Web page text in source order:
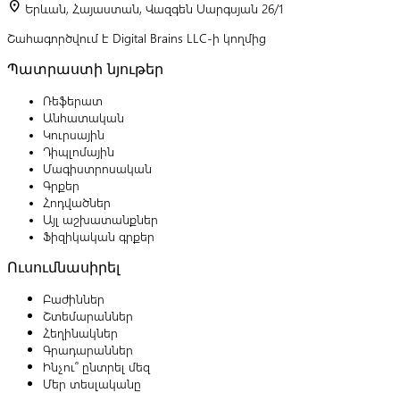
location_on Երևան, Հայաստան, Վազգեն Սարգսյան 26/1
Շահագործվում է Digital Brains LLC-ի կողմից
Պատրաստի նյութեր
Ռեֆերատ
Անհատական
Կուրսային
Դիպլոմային
Մագիստրոսական
Գրքեր
Հոդվածներ
Այլ աշխատանքներ
Ֆիզիկական գրքեր
Ուսումնասիրել
Բաժիններ
Շտեմարաններ
Հեղինակներ
Գրադարաններ
Ինչու՞ ընտրել մեզ
Մեր տեսլականը